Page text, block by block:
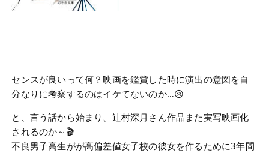
センスが良いって何？映画を鑑賞した時に演出の意図を自
分なりに考察するのはイケてないのか…😢
と、言う話から始まり、辻村深月さん作品また実写映画化
されるのか～🎬
不良男子高生がが高偏差値女子校の彼女を作るために3年間